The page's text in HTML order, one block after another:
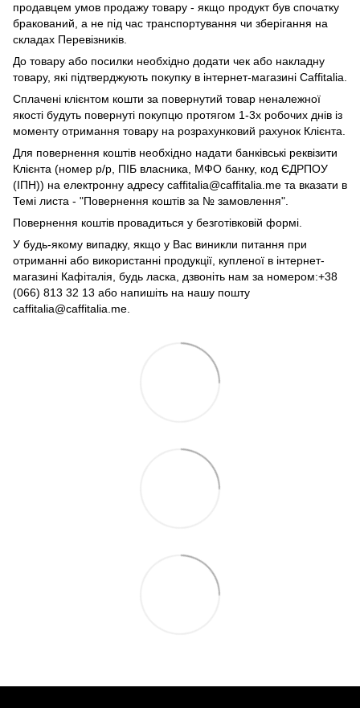
продавцем умов продажу товару - якщо продукт був спочатку
бракований, а не під час транспортування чи зберігання на
складах Перевізників.
До товару або посилки необхідно додати чек або накладну
товару, які підтверджують покупку в інтернет-магазині Caffitalia.
Сплачені клієнтом кошти за повернутий товар неналежної
якості будуть повернуті покупцю протягом 1-3х робочих днів із
моменту отримання товару на розрахунковий рахунок Клієнта.
Для повернення коштів необхідно надати банківські реквізити
Клієнта (номер р/р, ПІБ власника, МФО банку, код ЄДРПОУ
(ІПН)) на електронну адресу caffitalia@caffitalia.me та вказати в
Темі листа - "Повернення коштів за № замовлення".
Повернення коштів провадиться у безготівковій формі.
У будь-якому випадку, якщо у Вас виникли питання при
отриманні або використанні продукції, купленої в інтернет-
магазині Кафіталія, будь ласка, дзвоніть нам за номером:+38
(066) 813 32 13 або напишіть на нашу пошту
caffitalia@caffitalia.me.